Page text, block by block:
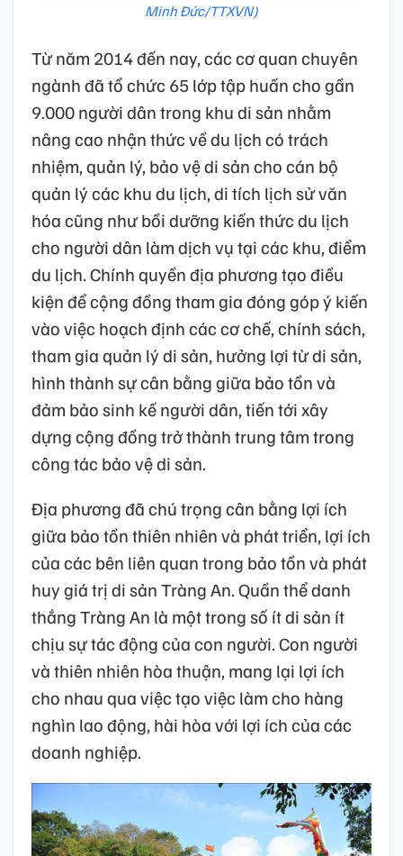
Minh Đức/TTXVN)
Từ năm 2014 đến nay, các cơ quan chuyên
ngành đã tổ chức 65 lớp tập huấn cho gần
9.000 người dân trong khu di sản nhằm
nâng cao nhận thức về du lịch có trách
nhiệm, quản lý, bảo vệ di sản cho cán bộ
quản lý các khu du lịch, di tích lịch sử văn
hóa cũng như bồi dưỡng kiến thức du lịch
cho người dân làm dịch vụ tại các khu, điểm
du lịch. Chính quyền địa phương tạo điều
kiện để cộng đồng tham gia đóng góp ý kiến
vào việc hoạch định các cơ chế, chính sách,
tham gia quản lý di sản, hưởng lợi từ di sản,
hình thành sự cân bằng giữa bảo tồn và
đảm bảo sinh kế người dân, tiến tới xây
dựng cộng đồng trở thành trung tâm trong
công tác bảo vệ di sản.
Địa phương đã chú trọng cân bằng lợi ích
giữa bảo tồn thiên nhiên và phát triển, lợi ích
của các bên liên quan trong bảo tồn và phát
huy giá trị di sản Tràng An. Quần thể danh
thắng Tràng An là một trong số ít di sản ít
chịu sự tác động của con người. Con người
và thiên nhiên hòa thuận, mang lại lợi ích
cho nhau qua việc tạo việc làm cho hàng
nghìn lao động, hài hòa với lợi ích của các
doanh nghiệp.